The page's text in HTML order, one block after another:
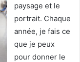
paysage et le
portrait. Chaque
année, je fais ce
que je peux
pour donner le